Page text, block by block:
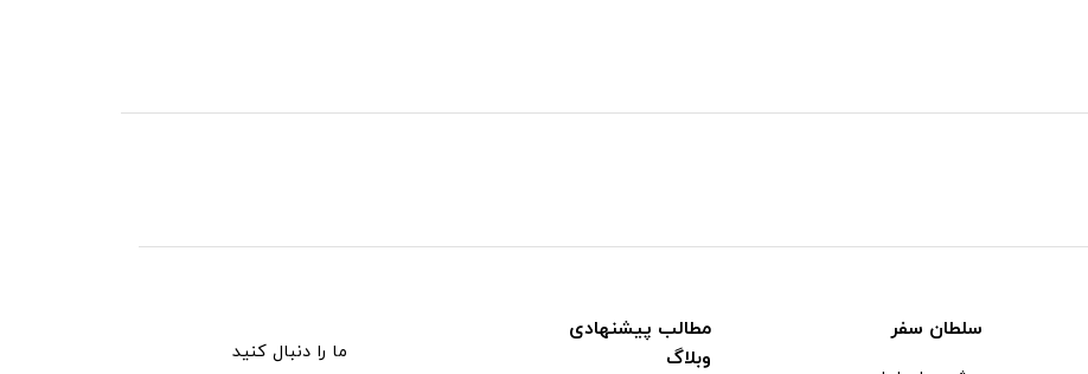
سلطان سفر
مطالب پیشنهادی
وبلاگ
ما را دنبال کنید